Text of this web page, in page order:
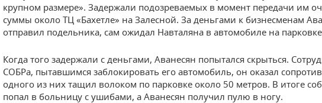
крупном размере». Задержали подозреваемых в момент передачи им
суммы около ТЦ «Бахетле» на Залесной. За деньгами к бизнесменам
отправил подельника, сам ожидал Навталяна в автомобиле на
Когда того задержали с деньгами, Аванесян попытался скрыться.
СОБРа, пытавшимся заблокировать его автомобиль, он оказал
одного из них тащил волоком по парковке около 50 метров. В итоге
попал в больницу с ушибами, а Аванесян получил пулю в ногу.